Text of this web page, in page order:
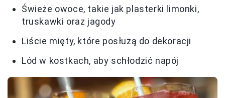
Świeże owoce, takie jak plasterki limonki,
truskawki oraz jagody
Liście mięty, które posłużą do dekoracji
Lód w kostkach, aby schłodzić napój